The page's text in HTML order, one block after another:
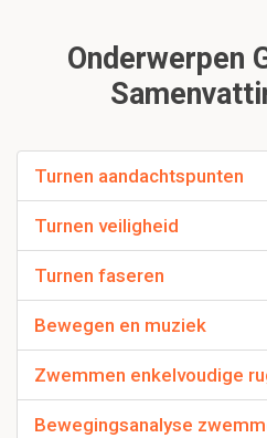
Onderwerpen
Turnen aandachtspunten
Turnen veiligheid
Turnen faseren
Bewegen en muziek
Zwemmen enkelvoudige
Bewegingsanalyse